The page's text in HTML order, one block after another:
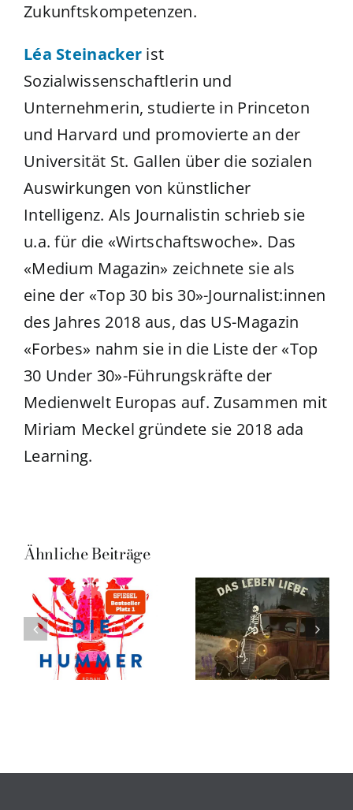
Zukunftskompetenzen.
Léa Steinacker ist
Sozialwissenschaftlerin und
Unternehmerin, studierte in Princeton
und Harvard und promovierte an der
Universität St. Gallen über die sozialen
Auswirkungen von künstlicher
Intelligenz. Als Journalistin schrieb sie
u.a. für die «Wirtschaftswoche». Das
«Medium Magazin» zeichnete sie als
eine der «Top 30 bis 30»-Journalist:innen
des Jahres 2018 aus, das US-Magazin
«Forbes» nahm sie in die Liste der «Top
30 Under 30»-Führungskräfte der
Medienwelt Europas auf. Zusammen mit
Miriam Meckel gründete sie 2018 ada
Learning.
Ähnliche Beiträge